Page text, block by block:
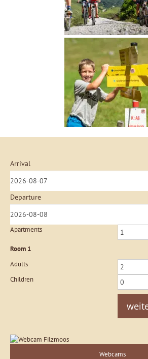
Arrival
Departure
Apartments
Room 1
Adults
Children
Webcams